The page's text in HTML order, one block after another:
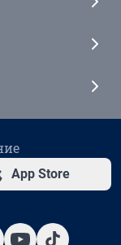
App Store